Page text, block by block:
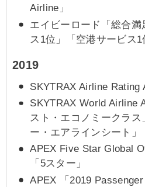
Airline」
エイビーロード「総合
ス1位」「空港サービス1
2019
SKYTRAX Airline Rating
SKYTRAX World Airline
スト・エコノミークラス
ー・エアラインシート」
APEX Five Star Global
「5スター」
APEX 「2019